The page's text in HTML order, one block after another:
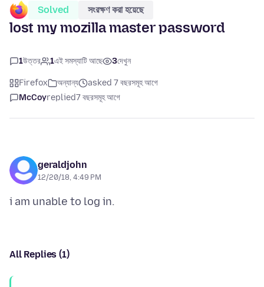
Solved সংরক্ষণ করা হয়েছে
lost my mozilla master password
1উত্তর 1এই সমস্যাটি আছে 3দেখুন
Firefox অন্যান্য
asked 7 বছরসমূহ আগে
McCoyreplied7 বছরসমূহ আগে
geraldjohn
12/20/18, 4:49 PM
All Replies (1)